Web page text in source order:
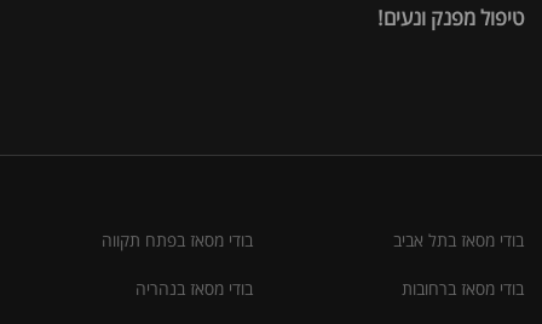
טיפול מפנק ונעים!
בודי מסאז בתל אביב
בודי מסאז ברחובות
בודי מסאז בפתח תקווה
בודי מסאז בנהריה